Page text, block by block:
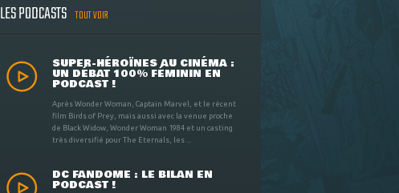
LES PODCASTS TOUT VOIR
SUPER-HÉROÏNES AU CINÉMA :
UN DÉBAT 100% FÉMININ EN
PODCAST !
Après Wonder Woman, Captain Marvel, et le récent
film Birds of Prey, mais aussi avec la venue proche
de Black Widow, Wonder Woman 1984 et un casting
très diversifié pour The Eternals, les ...
DC FANDOME : LE BILAN EN
PODCAST !